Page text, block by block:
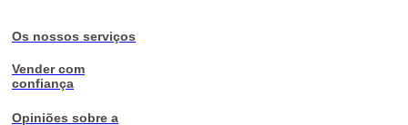
Os nossos serviços
Vender com
confiança
Opiniões sobre a